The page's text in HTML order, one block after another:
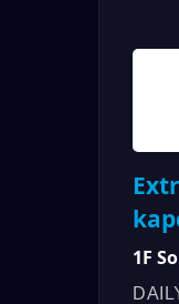
1F